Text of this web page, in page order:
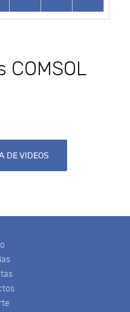
COMSOL
DE VIDEOS